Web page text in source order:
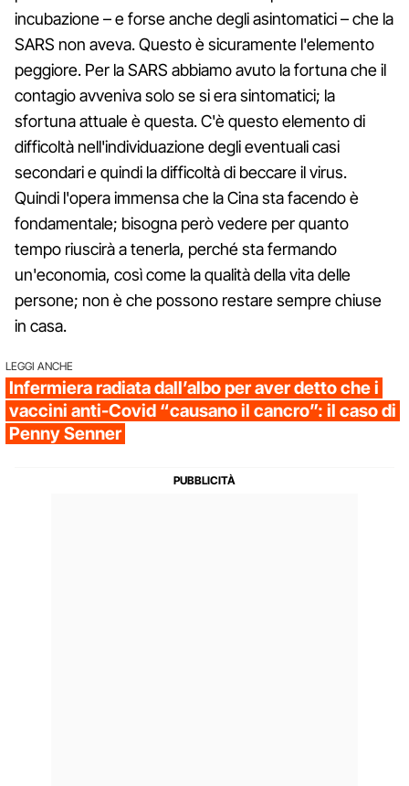
incubazione – e forse anche degli asintomatici – che la
SARS non aveva. Questo è sicuramente l'elemento
peggiore. Per la SARS abbiamo avuto la fortuna che il
contagio avveniva solo se si era sintomatici; la
sfortuna attuale è questa. C'è questo elemento di
difficoltà nell'individuazione degli eventuali casi
secondari e quindi la difficoltà di beccare il virus.
Quindi l'opera immensa che la Cina sta facendo è
fondamentale; bisogna però vedere per quanto
tempo riuscirà a tenerla, perché sta fermando
un'economia, così come la qualità della vita delle
persone; non è che possono restare sempre chiuse
in casa.
LEGGI ANCHE
Infermiera radiata dall’albo per aver detto che i
vaccini anti-Covid “causano il cancro”: il caso di
Penny Senner